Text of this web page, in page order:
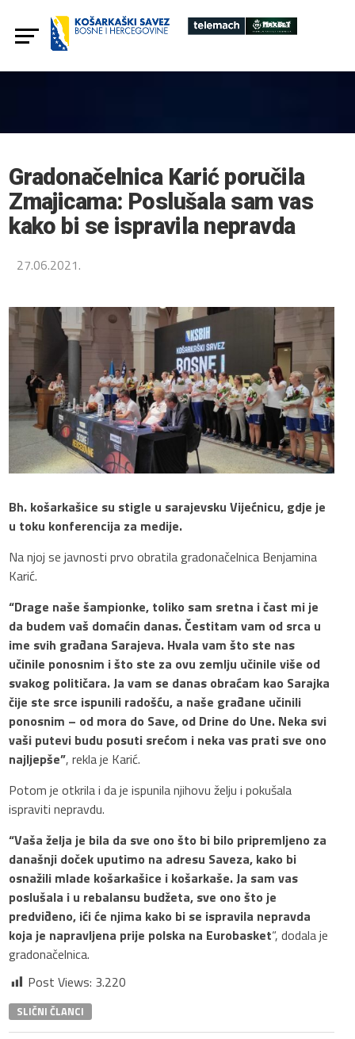
Gradonačelnica Karić poručila
Zmajicama: Poslušala sam vas
kako bi se ispravila nepravda
27.06.2021.
Bh. košarkašice su stigle u sarajevsku Vijećnicu, gdje je
u toku konferencija za medije.
Na njoj se javnosti prvo obratila gradonačelnica Benjamina
Karić.
“Drage naše šampionke, toliko sam sretna i čast mi je
da budem vaš domaćin danas. Čestitam vam od srca u
ime svih građana Sarajeva. Hvala vam što ste nas
učinile ponosnim i što ste za ovu zemlju učinile više od
svakog političara. Ja vam se danas obraćam kao Sarajka
čije ste srce ispunili radošću, a naše građane učinili
ponosnim – od mora do Save, od Drine do Une. Neka svi
vaši putevi budu posuti srećom i neka vas prati sve ono
najljepše”, rekla je Karić.
Potom je otkrila i da je ispunila njihovu želju i pokušala
ispraviti nepravdu.
“Vaša želja je bila da sve ono što bi bilo pripremljeno za
današnji doček uputimo na adresu Saveza, kako bi
osnažili mlade košarkašice i košarkaše. Ja sam vas
poslušala i u rebalansu budžeta, sve ono što je
predviđeno, ići će njima kako bi se ispravila nepravda
koja je napravljena prije polska na Eurobasket“, dodala je
gradonačelnica.
Post Views: 3.220
SLIČNI ČLANCI